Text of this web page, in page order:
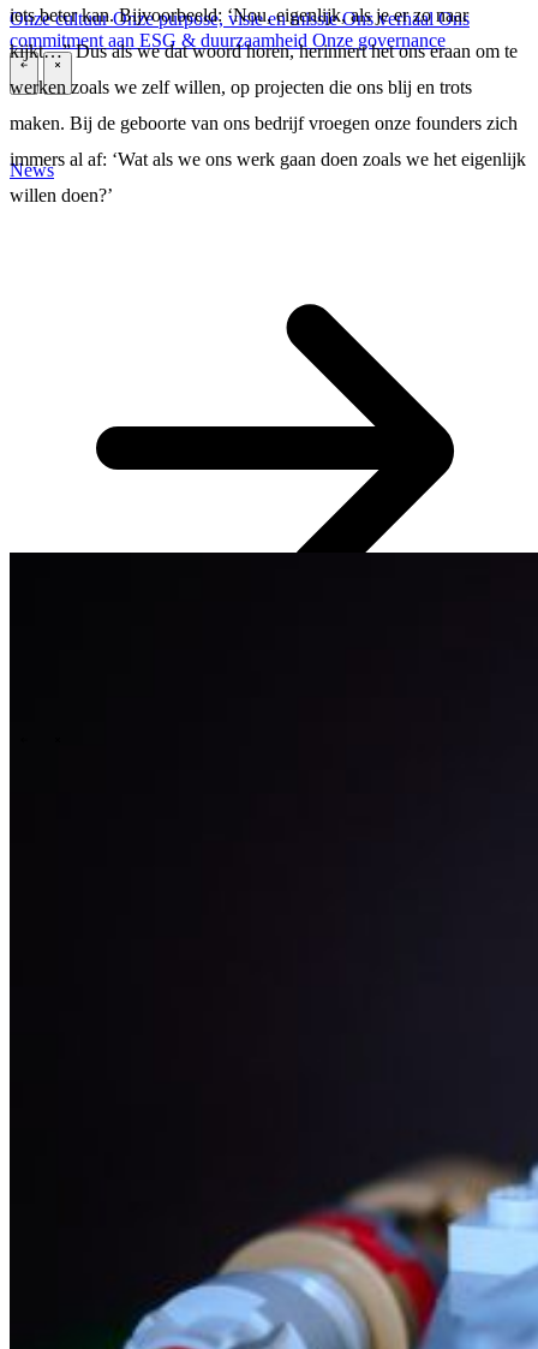
Onze cultuurOnze purpose, visie en missieOns verhaalOns
commitment aan ESG & duurzaamheid Onze governance
\ \
News
iets beter kan. Bijvoorbeeld: ‘Nou, eigenlijk, als je er zo naar
kijkt…” Dus als we dat woord horen, herinnert het ons eraan om te
werken zoals we zelf willen, op projecten die ons blij en trots
maken. Bij de geboorte van ons bedrijf vroegen onze founders zich
immers al af: ‘Wat als we ons werk gaan doen zoals we het eigenlijk
willen doen?’